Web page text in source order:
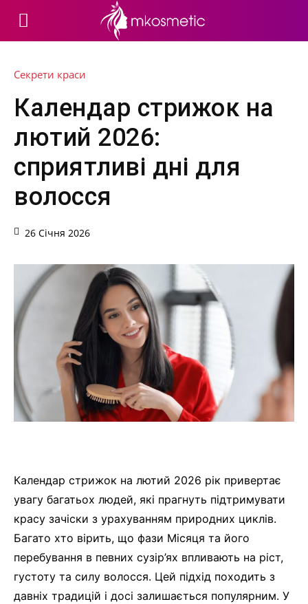
Секрети краси
Календар стрижок на
лютий 2026:
сприятливі дні для
волосся
26 Січня 2026
Календар стрижок на лютий 2026 рік привертає
увагу багатьох людей, які прагнуть підтримувати
красу зачіски з урахуванням природних циклів.
Багато хто вірить, що фази Місяця та його
перебування в певних сузір’ях впливають на ріст,
густоту та силу волосся. Цей підхід походить з
давніх традицій і досі залишається популярним. У